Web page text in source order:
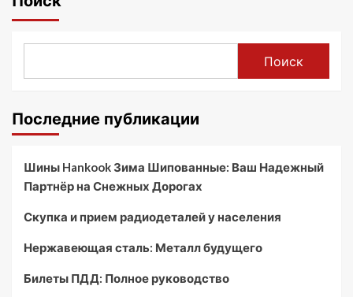
Поиск
Последние публикации
Шины Hankook Зима Шипованные: Ваш Надежный
Партнёр на Снежных Дорогах
Скупка и прием радиодеталей у населения
Нержавеющая сталь: Металл будущего
Билеты ПДД: Полное руководство